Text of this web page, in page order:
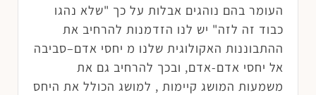
העומר בהם נוהגים אבלות על כך "שלא נהגו
כבוד זה לזה" יש לנו הזדמנות להרחיב את
ההתבוננות האקולוגית שלנו מ יחסי אדם–סביבה
אל יחסי אדם-אדם, ובכך להרחיב גם את
משמעות המושג קיימות , למושג הכולל את היחס